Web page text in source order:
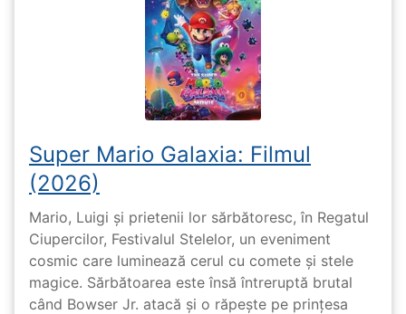
Super Mario Galaxia: Filmul
(2026)
Mario, Luigi și prietenii lor sărbătoresc, în Regatul
Ciupercilor, Festivalul Stelelor, un eveniment
cosmic care luminează cerul cu comete și stele
magice. Sărbătoarea este însă întreruptă brutal
când Bowser Jr. atacă și o răpește pe prinţesa